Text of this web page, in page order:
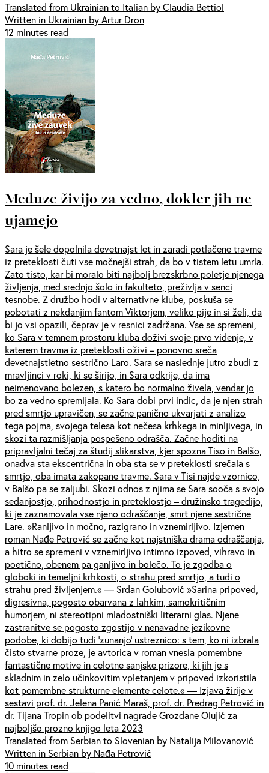
Translated from Ukrainian to Italian by Claudia Bettiol
Written in Ukrainian by Artur Dron
12 minutes read
Meduze živijo za vedno, dokler jih ne
ujamejo
Sara je šele dopolnila devetnajst let in zaradi potlačene travme
iz preteklosti čuti vse močnejši strah, da bo v tistem letu umrla.
Zato tisto, kar bi moralo biti najbolj brezskrbno poletje njenega
življenja, med srednjo šolo in fakulteto, preživlja v senci
tesnobe. Z družbo hodi v alternativne klube, poskuša se
pobotati z nekdanjim fantom Viktorjem, veliko pije in si želi, da
bi jo vsi opazili, čeprav je v resnici zadržana. Vse se spremeni,
ko Sara v temnem prostoru kluba doživi svoje prvo videnje, v
katerem travma iz preteklosti oživi – ponovno sreča
devetnajstletno sestrično Laro. Sara se naslednje jutro zbudi z
mravljinci v roki, ki se širijo, in Sara odkrije, da ima
neimenovano bolezen, s katero bo normalno živela, vendar jo
bo za vedno spremljala. Ko Sara dobi prvi indic, da je njen strah
pred smrtjo upravičen, se začne panično ukvarjati z analizo
tega pojma, svojega telesa kot nečesa krhkega in minljivega, in
skozi ta razmišljanja pospešeno odrašča. Začne hoditi na
pripravljalni tečaj za študij slikarstva, kjer spozna Tiso in Balšo,
onadva sta ekscentrična in oba sta se v preteklosti srečala s
smrtjo, oba imata zakopane travme. Sara v Tisi najde vzornico,
v Balšo pa se zaljubi. Skozi odnos z njima se Sara sooča s svojo
sedanjostjo, prihodnostjo in preteklostjo – družinsko tragedijo,
ki je zaznamovala vse njeno odraščanje, smrt njene sestrične
Lare. »Ranljivo in močno, razigrano in vznemirljivo. Izjemen
roman Nađe Petrović se začne kot najstniška drama odraščanja,
a hitro se spremeni v vznemirljivo intimno izpoved, vihravo in
poetično, obenem pa ganljivo in bolečo. To je zgodba o
globoki in temeljni krhkosti, o strahu pred smrtjo, a tudi o
strahu pred življenjem.« — Srdan Golubović »Sarina pripoved,
digresivna, pogosto obarvana z lahkim, samokritičnim
humorjem, ni stereotipni mladostniški literarni glas. Njene
zastranitve se pogosto zgostijo v nenavadne jezikovne
podobe, ki dobijo tudi 'zunanjo' ustreznico: s tem, ko ni izbrala
čisto stvarne proze, je avtorica v roman vnesla pomembne
fantastične motive in celotne sanjske prizore, ki jih je s
skladnim in zelo učinkovitim vpletanjem v pripoved izkoristila
kot pomembne strukturne elemente celote.« — Izjava žirije v
sestavi prof. dr. Jelena Panić Maraš, prof. dr. Predrag Petrović in
dr. Tijana Tropin ob podelitvi nagrade Grozdane Olujić za
najboljšo prozno knjigo leta 2023
Translated from Serbian to Slovenian by Natalija Milovanović
Written in Serbian by Nađa Petrović
10 minutes read